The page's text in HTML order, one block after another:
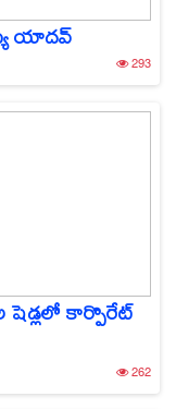
యాదవ్
293
షెడ్లలో కార్పొరేట్
262